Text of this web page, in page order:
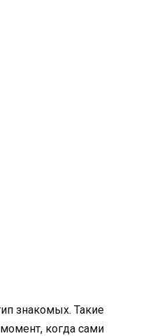
знакомых. Такие
когда сами